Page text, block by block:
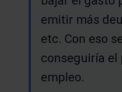
emitir más
etc. Con eso
conseguiría el
empleo.